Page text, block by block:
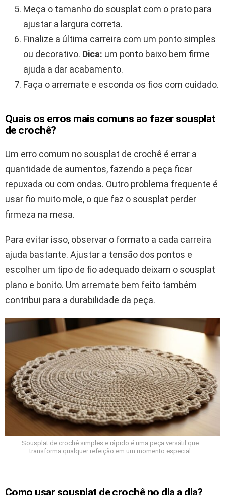
Meça o tamanho do sousplat com o prato para
ajustar a largura correta.
Finalize a última carreira com um ponto simples
ou decorativo. Dica: um ponto baixo bem firme
ajuda a dar acabamento.
Faça o arremate e esconda os fios com cuidado.
Quais os erros mais comuns ao fazer sousplat
de crochê?
Um erro comum no sousplat de crochê é errar a
quantidade de aumentos, fazendo a peça ficar
repuxada ou com ondas. Outro problema frequente é
usar fio muito mole, o que faz o sousplat perder
firmeza na mesa.
Para evitar isso, observar o formato a cada carreira
ajuda bastante. Ajustar a tensão dos pontos e
escolher um tipo de fio adequado deixam o sousplat
plano e bonito. Um arremate bem feito também
contribui para a durabilidade da peça.
Sousplat de crochê simples e rápido é uma peça versátil que
transforma qualquer refeição em um momento especial
Como usar sousplat de crochê no dia a dia?